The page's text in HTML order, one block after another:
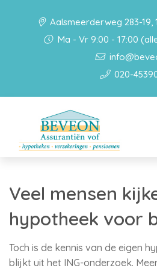
Aalsmeerderweg 283-19,
Ma - Vr 9:00 - 17:00
020-
Veel mensen
hypotheek voor
Toch is de kennis van de eigen
blijkt uit het ING-onderzoek.